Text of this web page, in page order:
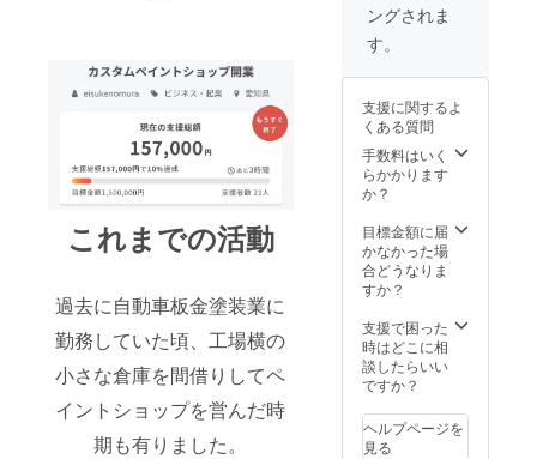
これまでの活動
過去に自動車板金塗装業に
勤務していた頃、工場横の
小さな倉庫を間借りしてペ
イントショップを営んだ時
期も有りました。
ングされま
す。
支援に関するよ
くある質問
手数料はいく
らかかります
か？
目標金額に届
かなかった場
合どうなりま
すか？
支援で困った
時はどこに相
談したらいい
ですか？
ヘルプページを
見る